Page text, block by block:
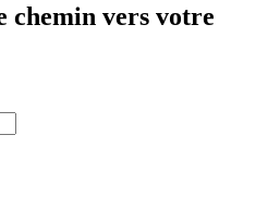
chemin vers votre